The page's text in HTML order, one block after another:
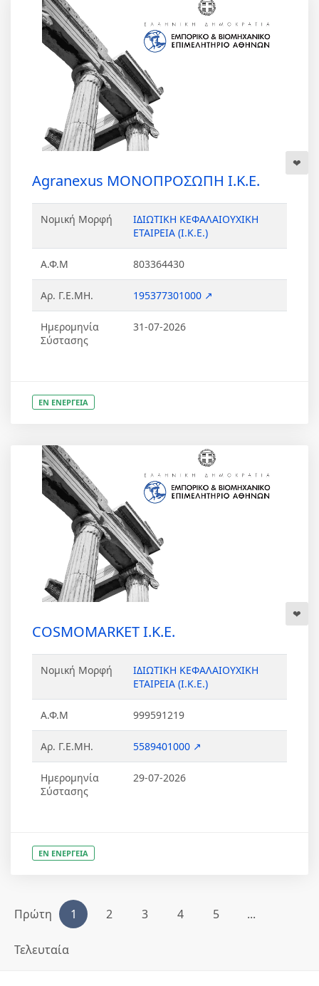
Agranexus ΜΟΝΟΠΡΟΣΩΠΗ Ι.Κ.Ε.
Νομική Μορφή
ΙΔΙΩΤΙΚΗ ΚΕΦΑΛΑΙΟΥΧΙΚΗ
ΕΤΑΙΡΕΙΑ (Ι.Κ.Ε.)
Α.Φ.Μ 803364430
Αρ. Γ.Ε.ΜΗ. 195377301000 ↗
Ημερομηνία
Σύστασης
31-07-2026
ΕΝ ΕΝΕΡΓΕΙΑ
COSMOMARKET Ι.Κ.Ε.
Νομική Μορφή
ΙΔΙΩΤΙΚΗ ΚΕΦΑΛΑΙΟΥΧΙΚΗ
ΕΤΑΙΡΕΙΑ (Ι.Κ.Ε.)
Α.Φ.Μ 999591219
Αρ. Γ.Ε.ΜΗ. 5589401000 ↗
Ημερομηνία
Σύστασης
29-07-2026
ΕΝ ΕΝΕΡΓΕΙΑ
Πρώτη 1 2 3 4 5 ...
Τελευταία